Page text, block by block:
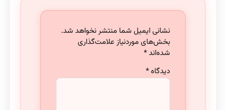
نشانی ایمیل شما منتشر نخواهد شد.
بخش‌های موردنیاز علامت‌گذاری
شده‌اند*
دیدگاه*